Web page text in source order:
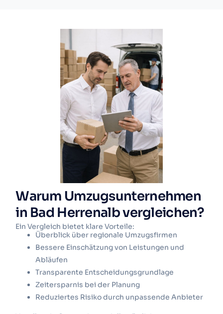
Warum Umzugsunternehmen
in Bad Herrenalb vergleichen?
Ein Vergleich bietet klare Vorteile:
Überblick über regionale Umzugsfirmen
Bessere Einschätzung von Leistungen und
Abläufen
Transparente Entscheidungsgrundlage
Zeitersparnis bei der Planung
Reduziertes Risiko durch unpassende Anbieter